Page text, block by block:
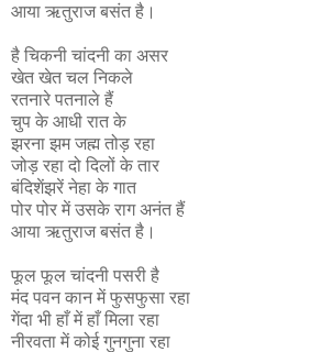
आया ऋतुराज बसंत है।
है चिकनी चांदनी का असर
खेत खेत चल निकले
रतनारे पतनाले हैं
चुप के आधी रात के
झरना झम जह्म तोड़ रहा
जोड़ रहा दो दिलों के तार
बंदिशेंझरें नेहा के गात
पोर पोर में उसके राग अनंत हैं
आया ऋतुराज बसंत है।
फूल फूल चांदनी पसरी है
मंद पवन कान में फुसफुसा रहा
गेंदा भी हाँ में हाँ मिला रहा
नीरवता में कोई गुनगुना रहा